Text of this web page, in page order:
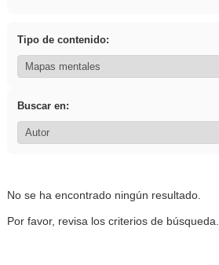
Tipo de contenido:
Buscar en:
No se ha encontrado ningún resultado.
Por favor, revisa los criterios de búsqueda.